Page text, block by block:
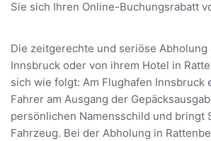
Sie sich Ihren Online-Buchungsrabatt
Die zeitgerechte und seriöse Abholung
Innsbruck oder von ihrem Hotel in
sich wie folgt: Am Flughafen Innsbruck
Fahrer am Ausgang der
persönlichen Namensschild und bringt
Fahrzeug. Bei der Abholung in